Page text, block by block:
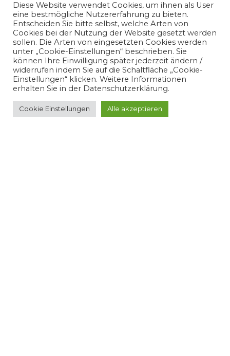
audioclassic
Joachim Müller, Dipl. Tonmeister
Diese Website verwendet Cookies, um ihnen als User
eine bestmögliche Nutzererfahrung zu bieten.
Entscheiden Sie bitte selbst, welche Arten von
Cookies bei der Nutzung der Website gesetzt werden
sollen. Die Arten von eingesetzten Cookies werden
unter „Cookie-Einstellungen“ beschrieben. Sie
können Ihre Einwilligung später jederzeit ändern /
widerrufen indem Sie auf die Schaltfläche „Cookie-
Einstellungen“ klicken. Weitere Informationen
erhalten Sie in der Datenschutzerklärung.
Cookie Einstellungen Alle akzeptieren